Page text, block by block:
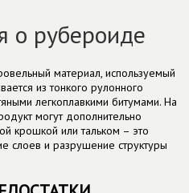
о рубероиде
материал, используемый
из тонкого рулонного
легкоплавкими битумами. На
могут дополнительно
крошкой или тальком – это
слоев и разрушение структуры